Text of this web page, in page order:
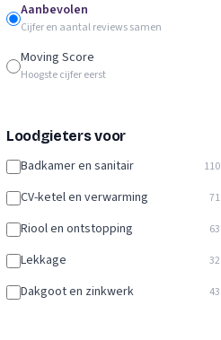
Aanbevolen
Cijfer en aantal reviews samen
Moving Score
Hoogste cijfer eerst
Loodgieters voor
Badkamer en sanitair 110
CV-ketel en verwarming 71
Riool en ontstopping 63
Lekkage 32
Dakgoot en zinkwerk 43